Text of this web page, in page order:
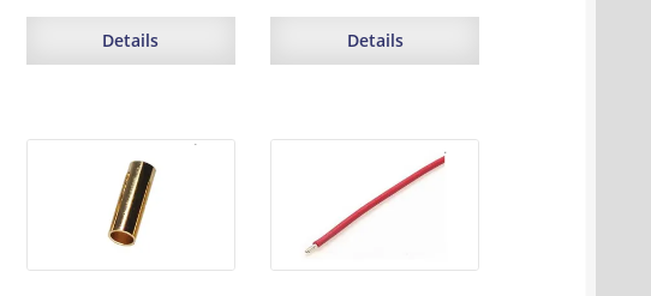
Details Details